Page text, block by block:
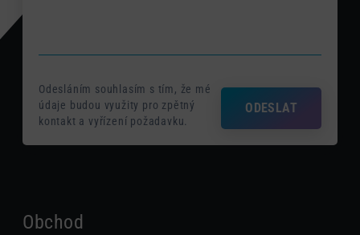
Odesláním souhlasím s tím, že mé
údaje budou využity pro zpětný
kontakt a vyřízení požadavku.
ODESLAT
Obchod